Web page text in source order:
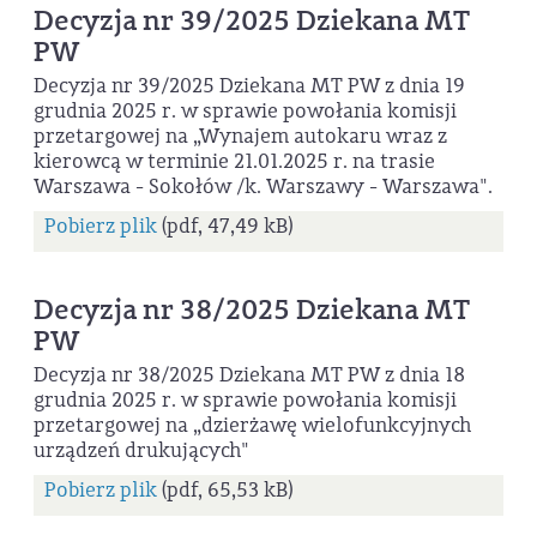
Decyzja nr 39/2025 Dziekana MT
PW
Decyzja nr 39/2025 Dziekana MT PW z dnia 19
grudnia 2025 r. w sprawie powołania komisji
przetargowej na „Wynajem autokaru wraz z
kierowcą w terminie 21.01.2025 r. na trasie
Warszawa - Sokołów /k. Warszawy - Warszawa".
Pobierz plik(pdf, 47,49 kB)
Decyzja nr 38/2025 Dziekana MT
PW
Decyzja nr 38/2025 Dziekana MT PW z dnia 18
grudnia 2025 r. w sprawie powołania komisji
przetargowej na „dzierżawę wielofunkcyjnych
urządzeń drukujących"
Pobierz plik(pdf, 65,53 kB)